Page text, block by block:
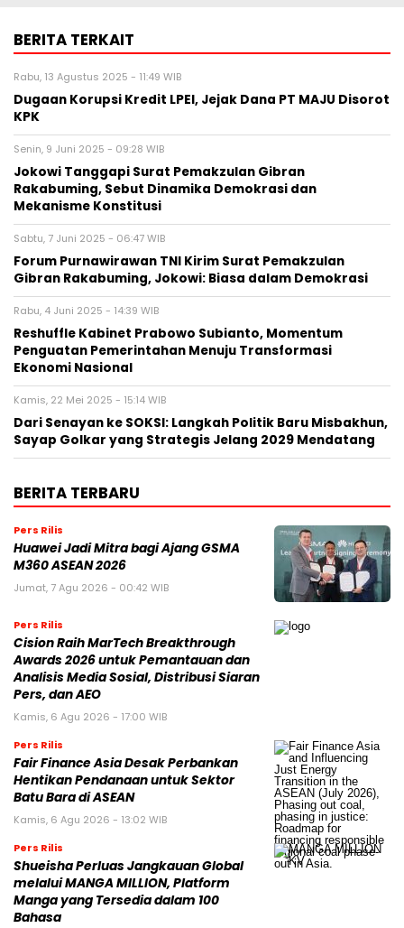
BERITA TERKAIT
Rabu, 13 Agustus 2025 - 11:49 WIB
Dugaan Korupsi Kredit LPEI, Jejak Dana PT MAJU Disorot
KPK
Senin, 9 Juni 2025 - 09:28 WIB
Jokowi Tanggapi Surat Pemakzulan Gibran
Rakabuming, Sebut Dinamika Demokrasi dan
Mekanisme Konstitusi
Sabtu, 7 Juni 2025 - 06:47 WIB
Forum Purnawirawan TNI Kirim Surat Pemakzulan
Gibran Rakabuming, Jokowi: Biasa dalam Demokrasi
Rabu, 4 Juni 2025 - 14:39 WIB
Reshuffle Kabinet Prabowo Subianto, Momentum
Penguatan Pemerintahan Menuju Transformasi
Ekonomi Nasional
Kamis, 22 Mei 2025 - 15:14 WIB
Dari Senayan ke SOKSI: Langkah Politik Baru Misbakhun,
Sayap Golkar yang Strategis Jelang 2029 Mendatang
BERITA TERBARU
Pers Rilis
Huawei Jadi Mitra bagi Ajang GSMA
M360 ASEAN 2026
Jumat, 7 Agu 2026 - 00:42 WIB
Pers Rilis
Cision Raih MarTech Breakthrough
Awards 2026 untuk Pemantauan dan
Analisis Media Sosial, Distribusi Siaran
Pers, dan AEO
Kamis, 6 Agu 2026 - 17:00 WIB
Pers Rilis
Fair Finance Asia Desak Perbankan
Hentikan Pendanaan untuk Sektor
Batu Bara di ASEAN
Kamis, 6 Agu 2026 - 13:02 WIB
Pers Rilis
Shueisha Perluas Jangkauan Global
melalui MANGA MILLION, Platform
Manga yang Tersedia dalam 100
Bahasa